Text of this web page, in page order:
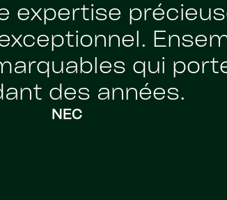
expertise
qui
des années.
NEC